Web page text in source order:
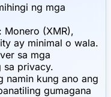
ng mga
Monero (XMR),
ay minimal o wala.
sa mga
sa privacy.
namin kung ano ang
gumagana